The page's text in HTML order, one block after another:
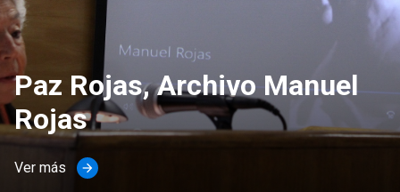
Paz Rojas, Archivo Manuel
Rojas
Ver más arrow_forward